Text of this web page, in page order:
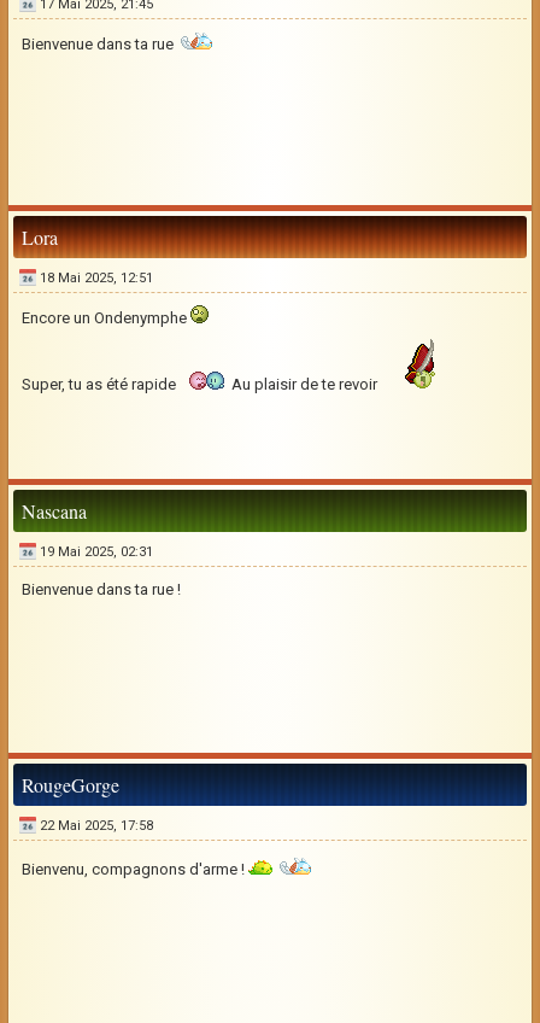
17 Mai 2025, 21:45
Bienvenue dans ta rue
Lora
18 Mai 2025, 12:51
Encore un Ondenymphe
Super, tu as été rapide Au plaisir de te revoir
Nascana
19 Mai 2025, 02:31
Bienvenue dans ta rue !
RougeGorge
22 Mai 2025, 17:58
Bienvenu, compagnons d'arme !